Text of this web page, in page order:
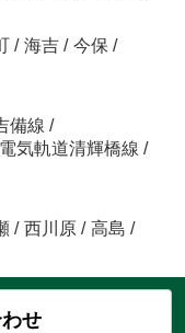
/ 海吉 / 今保 /
備線 /
気軌道清輝橋線 /
/ 西川原 / 高島 /
せ